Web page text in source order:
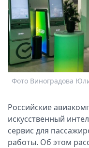
Стримы
Звезды
Выборы
2026
Скачай
Фото Виноградова
Российские
искусственный
сервис для
работы. Об этом